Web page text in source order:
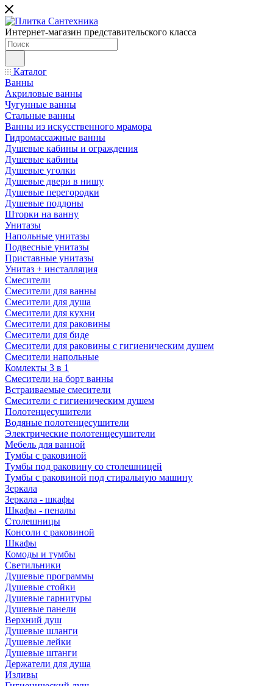
Интернет-магазин представительского класса
Каталог
Ванны
Акриловые ванны
Чугунные ванны
Стальные ванны
Ванны из искусственного мрамора
Гидромассажные ванны
Душевые кабины и ограждения
Душевые кабины
Душевые уголки
Душевые двери в нишу
Душевые перегородки
Душевые поддоны
Шторки на ванну
Унитазы
Напольные унитазы
Подвесные унитазы
Приставные унитазы
Унитаз + инсталляция
Смесители
Смесители для ванны
Смесители для душа
Смесители для кухни
Смесители для раковины
Смесители для биде
Смесители для раковины с гигиеническим душем
Смесители напольные
Комлекты 3 в 1
Смесители на борт ванны
Встраиваемые смесители
Смесители с гигиеническим душем
Полотенцесушители
Водяные полотенцесушители
Электрические полотенцесушители
Мебель для ванной
Тумбы с раковиной
Тумбы под раковину со столешницей
Тумбы с раковиной под стиральную машину
Зеркала
Зеркала - шкафы
Шкафы - пеналы
Столешницы
Консоли с раковиной
Шкафы
Комоды и тумбы
Светильники
Душевые программы
Душевые стойки
Душевые гарнитуры
Душевые панели
Верхний душ
Душевые шланги
Душевые лейки
Душевые штанги
Держатели для душа
Изливы